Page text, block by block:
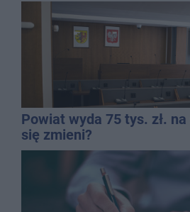
Powiat wyda 75 tys. zł.
się zmieni?